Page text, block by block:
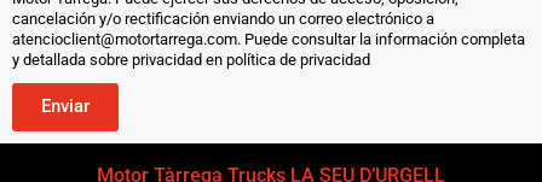
cancelación y/o rectificación enviando un correo electrónico a
atencioclient@motortarrega.com. Puede consultar la información completa
y detallada sobre privacidad en política de privacidad
Enviar
Motor Tàrrega Trucks LA SEU D’URGELL